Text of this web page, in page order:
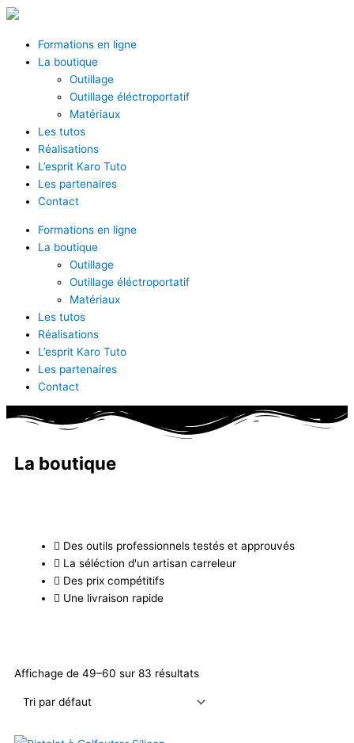
Aller
contenuFormations en ligne
La boutique
Outillage
Outillage éléctroportatif
Matériaux
Les tutos
Réalisations
L’esprit Karo Tuto
Les partenaires
Contact
Formations en ligne
La boutique
Outillage
Outillage éléctroportatif
Matériaux
Les tutos
Réalisations
L’esprit Karo Tuto
Les partenaires
Contact
La boutique
Des outils professionnels testés et approuvés
La séléction d'un artisan carreleur
Des prix compétitifs
Une livraison rapide
Affichage de 49–60 sur 83 résultats